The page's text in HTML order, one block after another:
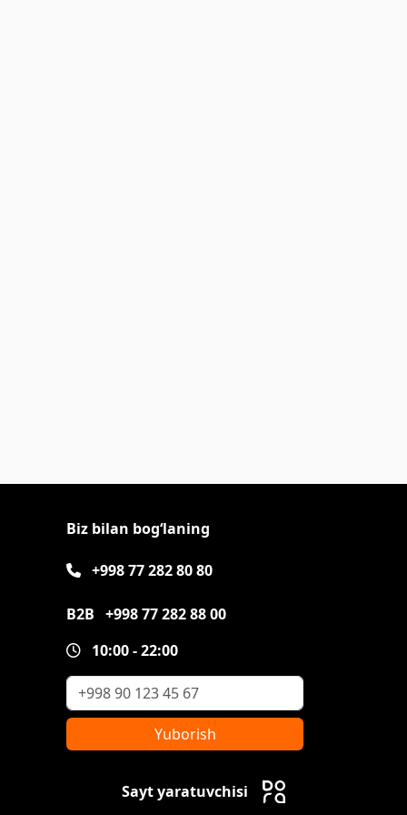
Biz bilan bog‘laning
+998 77 282 80 80
B2B +998 77 282 88 00
10:00 - 22:00
Yuborish
Sayt yaratuvchisi